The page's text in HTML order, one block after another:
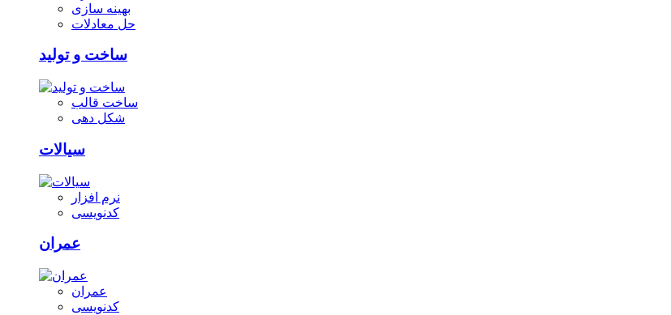
بهینه سازی
حل معادلات
ساخت و تولید
ساخت قالب
شکل دهی
سیالات
نرم افزار
کدنویسی
عمران
عمران
کدنویسی